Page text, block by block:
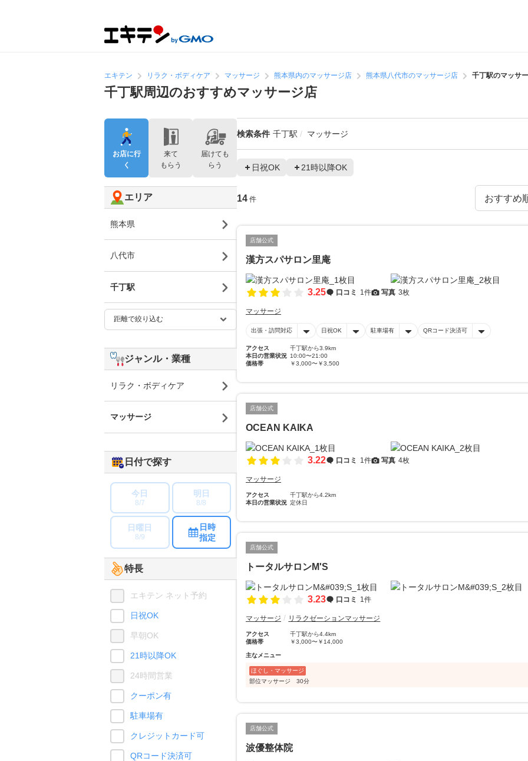
エキテン リラク・ボディケア マッサージ 熊本県内のマッサージ店 熊本県八代市のマッサージ店 千丁駅のマッサ
千丁駅周辺のおすすめマッサージ店
検索条件 千丁駅 マッサージ
日祝OK 21時以降OK
14 件
店舗公式
漢方スパサロン里庵
3.25 口コミ 1件 写真 3枚
マッサージ
出張・訪問対応 日祝OK 駐車場有 QRコード決済可
アクセス
千丁駅から3.9km
本日の営業状況 10:00〜21:00
価格帯
￥3,000〜￥3,500
店舗公式
OCEAN KAIKA
3.22 口コミ 1件 写真 4枚
マッサージ
アクセス
千丁駅から4.2km
本日の営業状況 定休日
店舗公式
トータルサロンM'S
3.23 口コミ 1件
マッサージ リラクゼーションマッサージ
アクセス
千丁駅から4.4km
価格帯
￥3,000〜￥14,000
主なメニュー
ほぐし・マッサージ
部位マッサージ 30分
店舗公式
波優整体院
お店に行
く
来て
もらう
届けても
らう
エリア
熊本県
八代市
千丁駅
ジャンル・業種
リラク・ボディケア
マッサージ
日付で探す
今日
8/7
明日
8/8
日曜日
8/9
日時
指定
特長
エキテン ネット予約
日祝OK
早朝OK
21時以降OK
24時間営業
クーポン有
駐車場有
クレジットカード可
QRコード決済可